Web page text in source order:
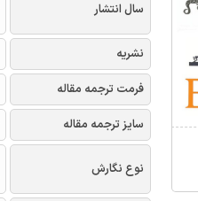
سال انتشار
نشریه
فرمت ترجمه مقاله
سایز ترجمه مقاله
نوع نگارش